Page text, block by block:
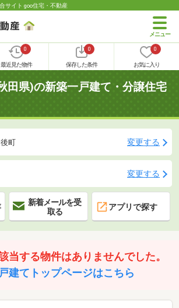
サイト goo住宅・不動産
0
最近見た物件
0
保存した条件
0
お気に入り
田県)の新築一戸建て・分譲住宅
町 変更する
変更する
新着メールを受
取る
アプリで探す
当する物件はありませんでした。
建てトップページはこちら